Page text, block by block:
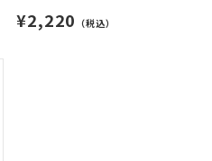
¥2,220 （税込）